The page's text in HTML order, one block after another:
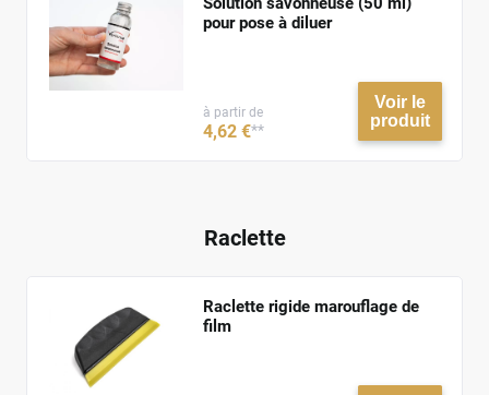
pour pose à diluer
à partir de
4,62 €**
Voir le
produit
Raclette
Raclette rigide marouflage de
film